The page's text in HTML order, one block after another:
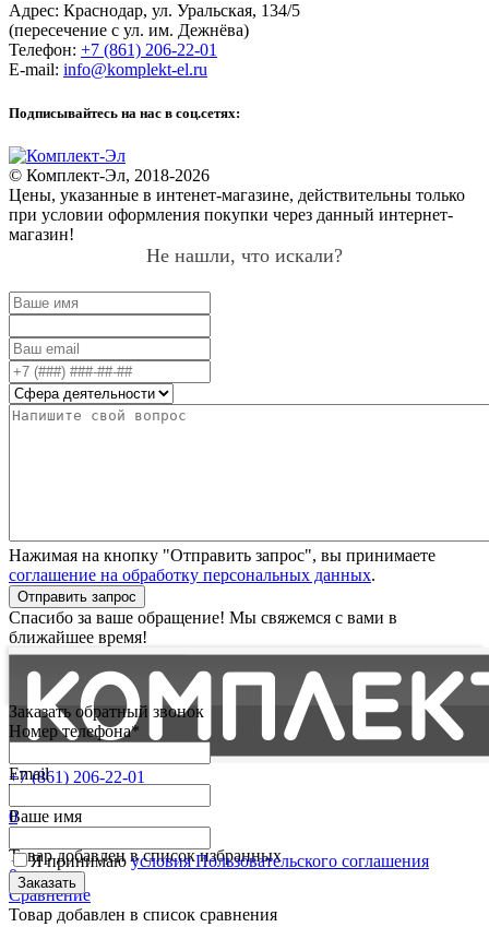
Адрес: Краснодар, ул. Уральская, 134/5
(пересечение с ул. им. Дежнёва)
Телефон: +7 (861) 206-22-01
E-mail: info@komplekt-el.ru
Подписывайтесь на нас в соц.сетях:
© Комплект-Эл, 2018-2026
Цены, указанные в интенет-магазине, действительны только
при условии оформления покупки через данный интернет-
магазин!
Не нашли, что искали?
Нажимая на кнопку "Отправить запрос", вы принимаете
соглашение на обработку персональных данных.
Отправить запрос
Спасибо за ваше обращение! Мы свяжемся с вами в
ближайшее время!
+7 (861) 206-22-01
0
Товар добавлен в список избранных
0
Сравнение
Товар добавлен в список сравнения
Заказать обратный звонок
Номер телефона*
Email
Ваше имя
Я принимаюусловия Пользовательского соглашения